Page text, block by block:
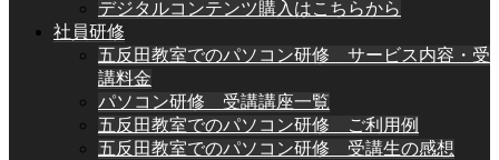
デジタルコンテンツ購入はこちらから
社員研修
五反田教室でのパソコン研修 サービス内容・受
講料金
パソコン研修 受講講座一覧
五反田教室でのパソコン研修 ご利用例
五反田教室でのパソコン研修 受講生の感想